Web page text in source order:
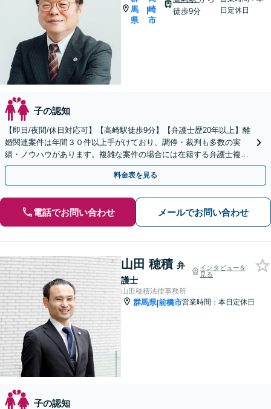
馬
県
|崎
市
徒歩9分
日定休日
子の認知
【即日/夜間/休日対応可】【高崎駅徒歩9分】【弁護士歴20年以上】離
婚関連案件は年間３０件以上手がけており、調停・裁判も多数の実
績・ノウハウがあります。複雑な案件の場合には在籍する弁護士複数
名で共同して取り組んでいきます。
料金表を見る
電話でお問い合わせ メールでお問い合わせ
山田 穂積 弁
護士
インタビューを
見る
山田穂積法律事務所
群馬県|前橋市営業時間：本日定休日
子の認知